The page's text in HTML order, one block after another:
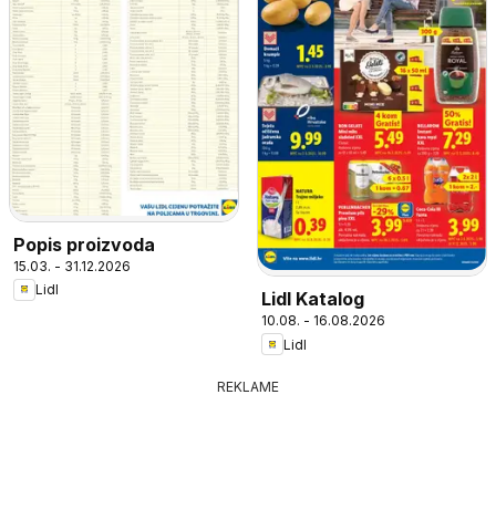
Popis proizvoda
15.03. - 31.12.2026
Lidl
Lidl Katalog
10.08. - 16.08.2026
Lidl
REKLAME